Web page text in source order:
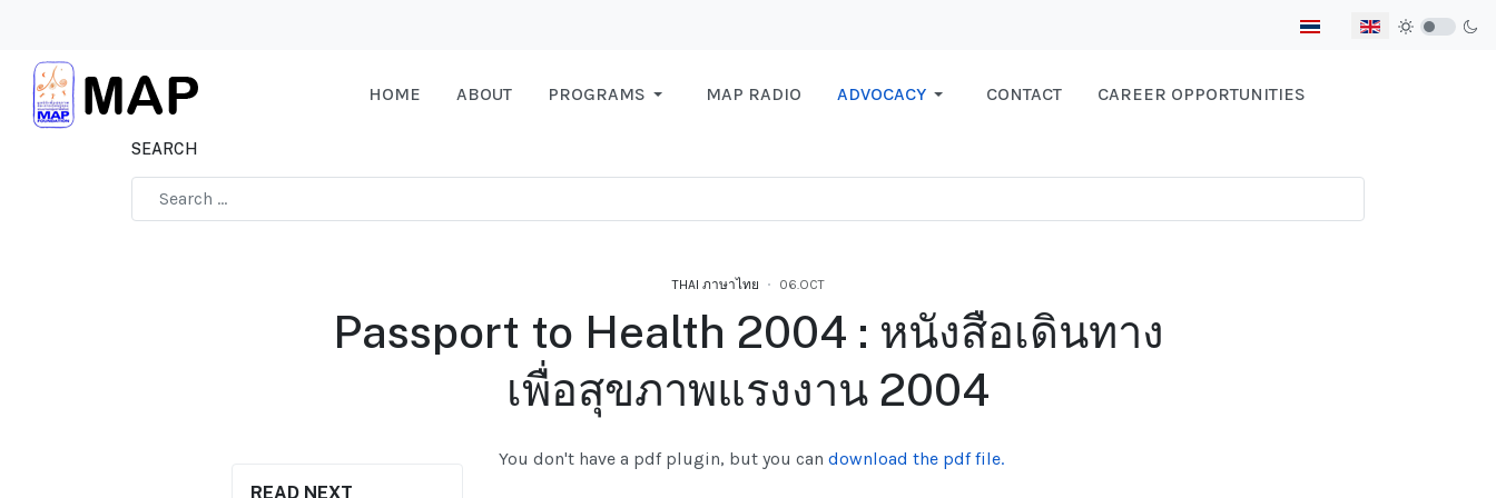
Select your language
HOME ABOUT PROGRAMS MAP RADIO ADVOCACY CONTACT CAREER OPPORTUNITIES
SEARCH
THAI ภาษาไทย 06.OCT
Passport to Health 2004 : หนังสือเดินทาง
เพื่อสุขภาพแรงงาน 2004
READ NEXT
You don't have a pdf plugin, but you can download the pdf file.